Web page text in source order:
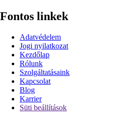
Fontos linkek
Adatvédelem
Jogi nyilatkozat
Kezdőlap
Rólunk
Szolgáltatásaink
Kapcsolat
Blog
Karrier
Süti beállítások